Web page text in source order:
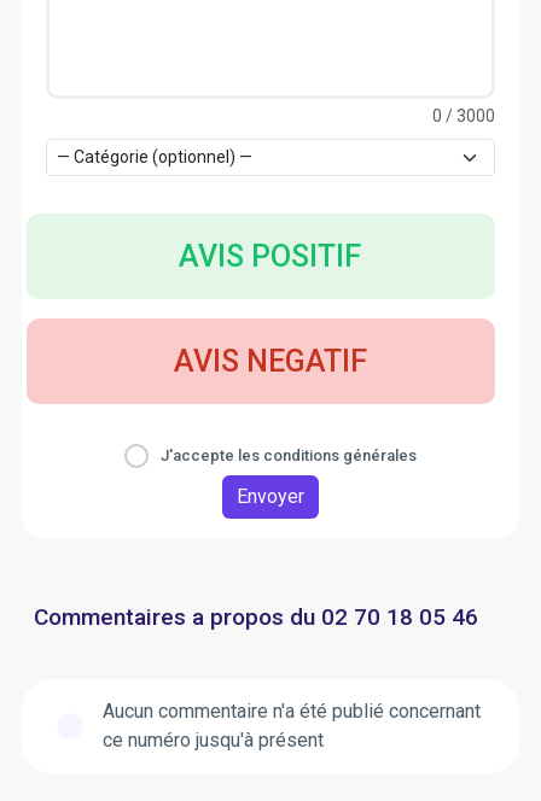
0 / 3000
AVIS POSITIF
AVIS NEGATIF
J'accepte les conditions générales
Envoyer
Commentaires a propos du 02 70 18 05 46
Aucun commentaire n'a été publié concernant
ce numéro jusqu'à présent